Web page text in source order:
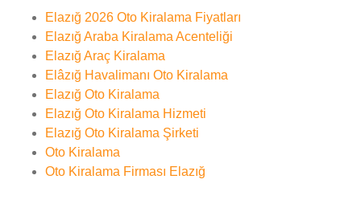
Elazığ 2026 Oto Kiralama Fiyatları
Elazığ Araba Kiralama Acenteliği
Elazığ Araç Kiralama
Elâzığ Havalimanı Oto Kiralama
Elazığ Oto Kiralama
Elazığ Oto Kiralama Hizmeti
Elazığ Oto Kiralama Şirketi
Oto Kiralama
Oto Kiralama Firması Elazığ